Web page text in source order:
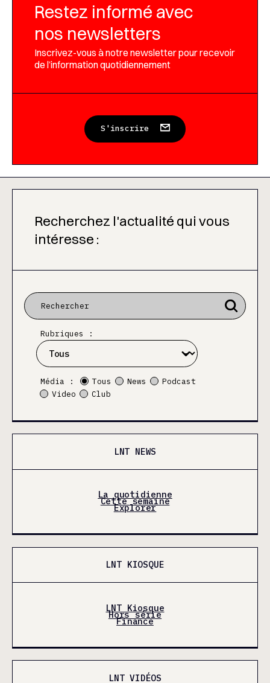
Restez informé avec
nos newsletters
Inscrivez-vous à notre newsletter pour recevoir
de l’information quotidiennement
S'inscrire
Recherchez l'actualité qui vous
intéresse :
Rubriques :
Média : Tous News
Podcast
Video
Club
LNT NEWS
La quotidienne
Cette semaine
Explorer
LNT KIOSQUE
LNT Kiosque
Hors série
Finance
LNT VIDÉOS